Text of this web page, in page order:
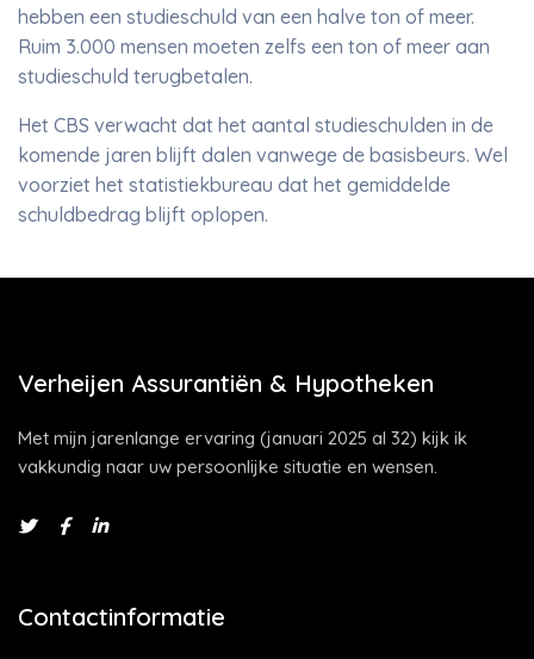
hebben een studieschuld van een halve ton of meer.
Ruim 3.000 mensen moeten zelfs een ton of meer aan
studieschuld terugbetalen.
Het CBS verwacht dat het aantal studieschulden in de
komende jaren blijft dalen vanwege de basisbeurs. Wel
voorziet het statistiekbureau dat het gemiddelde
schuldbedrag blijft oplopen.
Verheijen Assurantiën & Hypotheken
Met mijn jarenlange ervaring (januari 2025 al 32) kijk ik
vakkundig naar uw persoonlijke situatie en wensen.
Contactinformatie